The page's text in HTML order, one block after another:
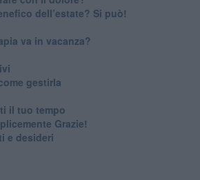
dell’estate? Si può!
va in vacanza?
gestirla
il tuo tempo
Grazie!
e desideri